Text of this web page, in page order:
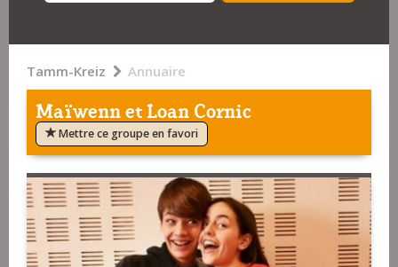
Tamm-Kreiz Annuaire
Maïwenn et Loan Cornic
Mettre ce groupe en favori